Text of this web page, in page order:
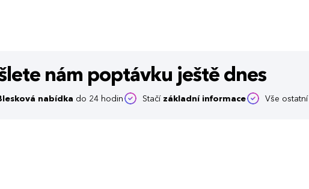
nám poptávku ještě dnes
nabídka do 24 hodin Stačí základní informace Vše ostatní